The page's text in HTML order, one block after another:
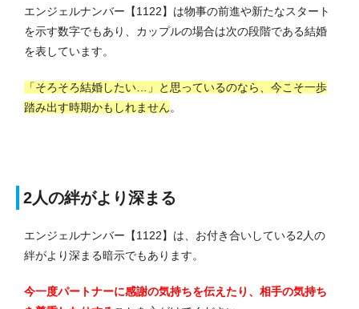
エンジェルナンバー【1122】は物事の前進や新たなスタート
を示す数字でもあり、カップルの場合は次の段階である結婚
を表しています。
「そろそろ結婚したい…」と思っているのなら、今こそ一歩
踏み出す時期かもしれません。
2人の絆がより深まる
エンジェルナンバー【1122】は、お付き合いしている2人の
絆がより深まる暗示でもあります。
今一度パートナーに感謝の気持ちを伝えたり、相手の気持ち